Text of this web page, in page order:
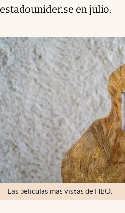
estadounidense en julio.
Las películas más vistas de HBO.